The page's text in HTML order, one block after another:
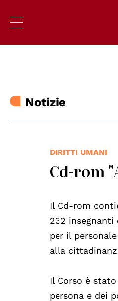
Notizie
DIRITTI UMANI
Cd-rom
Il Cd-rom
232 insegnanti
per il
alla
Il Corso è
persona e dei